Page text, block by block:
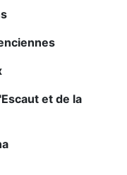
et de la